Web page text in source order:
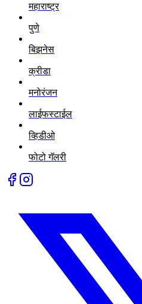
महाराष्ट्र
पुणे
बिझनेस
क्रीडा
मनोरंजन
लाईफस्टाईल
व्हिडीओ
फोटो गॅलरी